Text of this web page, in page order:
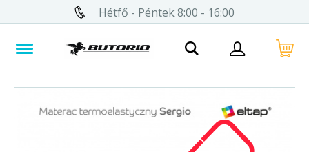
Hétfő - Péntek 8:00 - 16:00